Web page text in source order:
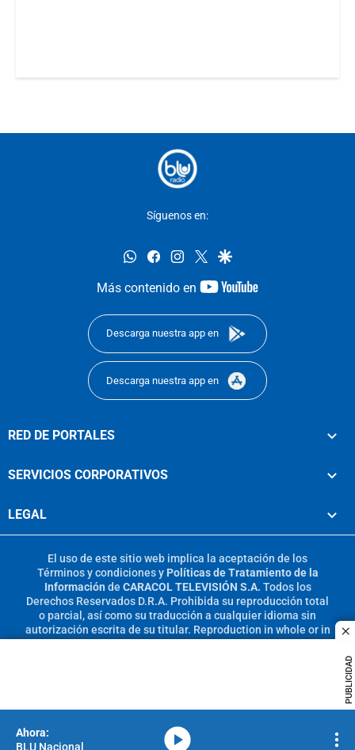
PUBLICIDAD
Síguenos en:
whatsappfacebookinstagram
twittergoogle
Más contenido en
youtube-
Descarga nuestra app en
Descarga nuestra app en
RED DE PORTALES
SERVICIOS CORPORATIVOS
LEGAL
El uso de este sitio web implica la aceptación de los
Términos y condicionesy Políticas de Tratamiento de la
Información de CARACOL TELEVISIÓN S.A. Todos los
Derechos Reservados D.R.A. Prohibida su reproducción total
o parcial, así como su traducción a cualquier idioma sin
autorización escrita de su titular. Reproduction in whole or in
BLU Nacional